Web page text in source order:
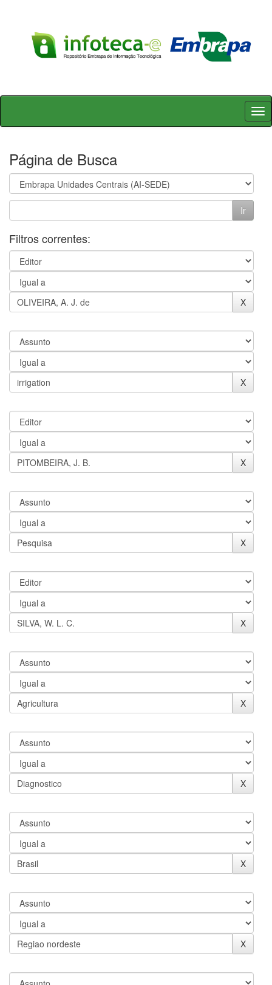
Skip
Página de Busca
Filtros correntes: